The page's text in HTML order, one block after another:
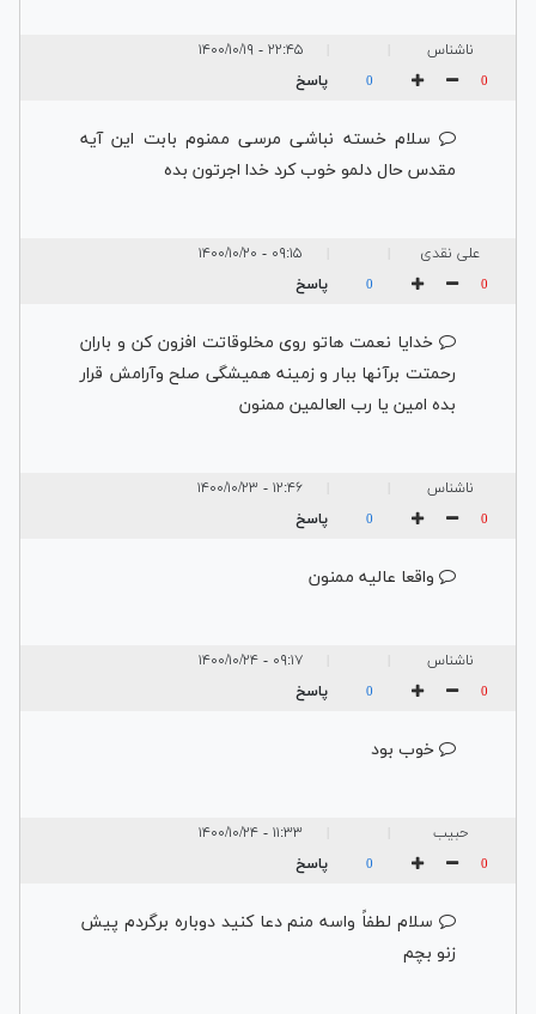
ناشناس ۲۲:۴۵ - ۱۴۰۰/۱۰/۱۹
0
0 پاسخ
سلام خسته نباشی مرسی ممنوم بابت این آیه
مقدس حال دلمو خوب کرد خدا اجرتون بده
علی نقدی ۰۹:۱۵ - ۱۴۰۰/۱۰/۲۰
0
0 پاسخ
خدایا نعمت هاتو روی مخلوقاتت افزون کن و باران
رحمتت برآنها ببار و زمینه همیشگی صلح وآرامش قرار
بده امین یا رب العالمین ممنون
ناشناس ۱۲:۴۶ - ۱۴۰۰/۱۰/۲۳
0
0 پاسخ
واقعا عالیه ممنون
ناشناس ۰۹:۱۷ - ۱۴۰۰/۱۰/۲۴
0
0 پاسخ
خوب بود
حبیب ۱۱:۳۳ - ۱۴۰۰/۱۰/۲۴
0
0 پاسخ
سلام لطفاً واسه منم دعا کنید دوباره برگردم پیش
زنو بچم